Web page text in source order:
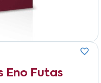
Eno Futas